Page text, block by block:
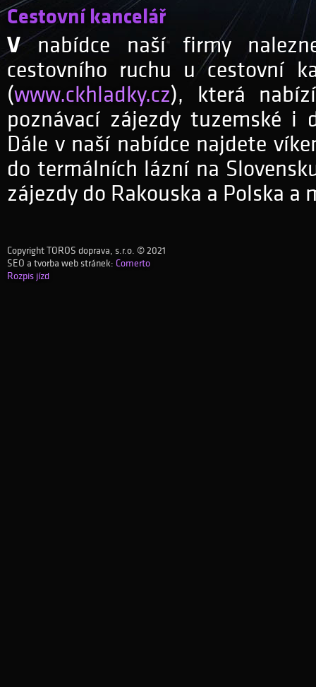
Cestovní kancelář
V nabídce naší firmy naleznete také zajištění služeb
cestovního ruchu u cestovní
(www.ckhladky.cz), která
poznávací zájezdy tuzemské i
Dále v naší nabídce najdete
do termálních lázní na
zájezdy do Rakouska a Polska a
Copyright TOROS doprava, s.r.o. © 2021
SEO a tvorba web stránek: Comerto
Rozpis jízd